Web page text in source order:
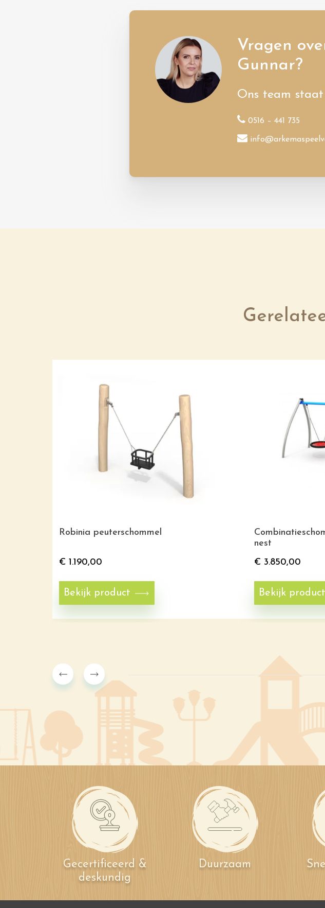
Vragen
Gunnar?
Ons team
0516 – 441 735
Robinia peuterschommel
€ 1.190,00
Bekijk product
nest
€ 3.850,00
Bekijk product
Gecertificeerd &
deskundig
Duurzaam